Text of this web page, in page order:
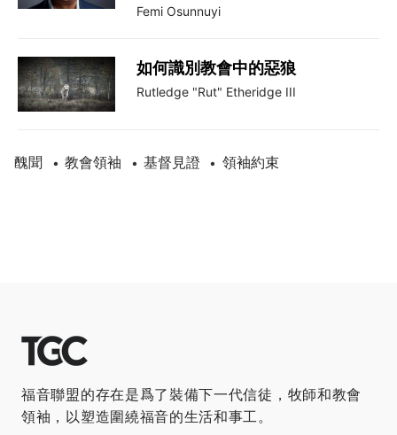
Femi Osunnuyi
如何識別教會中的惡狼
Rutledge "Rut" Etheridge III
醜聞 • 教會領袖 • 基督見證 • 領袖約束
福音聯盟的存在是爲了裝備下一代信徒，牧師和教會
領袖，以塑造圍繞福音的生活和事工。